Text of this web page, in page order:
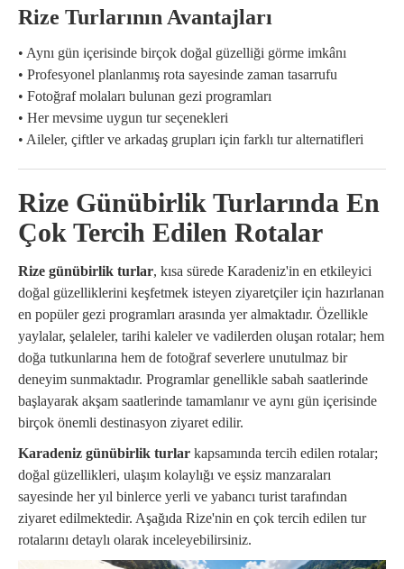
Rize Turlarının Avantajları
• Aynı gün içerisinde birçok doğal güzelliği görme imkânı
• Profesyonel planlanmış rota sayesinde zaman tasarrufu
• Fotoğraf molaları bulunan gezi programları
• Her mevsime uygun tur seçenekleri
• Aileler, çiftler ve arkadaş grupları için farklı tur alternatifleri
Rize Günübirlik Turlarında En
Çok Tercih Edilen Rotalar
Rize günübirlik turlar, kısa sürede Karadeniz'in en etkileyici
doğal güzelliklerini keşfetmek isteyen ziyaretçiler için hazırlanan
en popüler gezi programları arasında yer almaktadır. Özellikle
yaylalar, şelaleler, tarihi kaleler ve vadilerden oluşan rotalar; hem
doğa tutkunlarına hem de fotoğraf severlere unutulmaz bir
deneyim sunmaktadır. Programlar genellikle sabah saatlerinde
başlayarak akşam saatlerinde tamamlanır ve aynı gün içerisinde
birçok önemli destinasyon ziyaret edilir.
Karadeniz günübirlik turlar kapsamında tercih edilen rotalar;
doğal güzellikleri, ulaşım kolaylığı ve eşsiz manzaraları
sayesinde her yıl binlerce yerli ve yabancı turist tarafından
ziyaret edilmektedir. Aşağıda Rize'nin en çok tercih edilen tur
rotalarını detaylı olarak inceleyebilirsiniz.